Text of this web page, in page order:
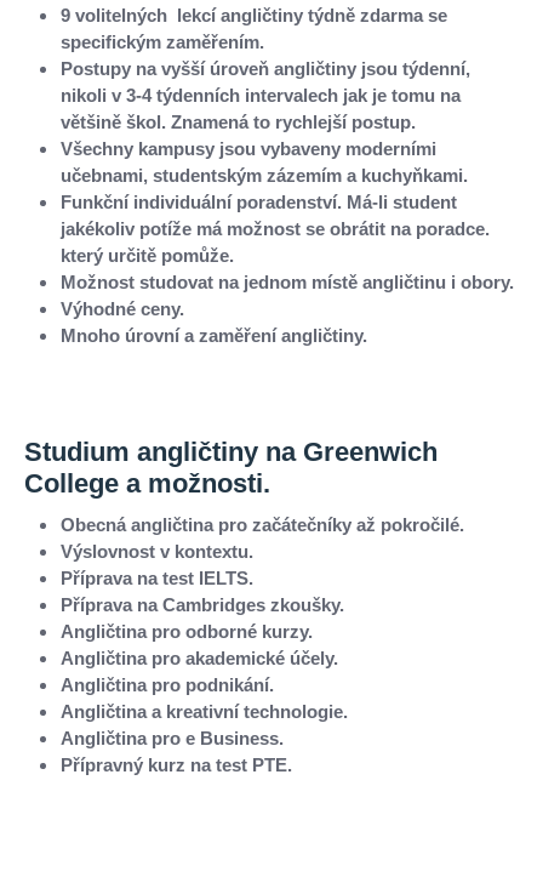
9 volitelných lekcí angličtiny týdně zdarma se
specifickým zaměřením.
Postupy na vyšší úroveň angličtiny jsou týdenní,
nikoli v 3-4 týdenních intervalech jak je tomu na
většině škol. Znamená to rychlejší postup.
Všechny kampusy jsou vybaveny moderními
učebnami, studentským zázemím a kuchyňkami.
Funkční individuální poradenství. Má-li student
jakékoliv potíže má možnost se obrátit na poradce.
který určitě pomůže.
Možnost studovat na jednom místě angličtinu i obory.
Výhodné ceny.
Mnoho úrovní a zaměření angličtiny.
Studium angličtiny na Greenwich
College a možnosti.
Obecná angličtina pro začátečníky až pokročilé.
Výslovnost v kontextu.
Příprava na test IELTS.
Příprava na Cambridges zkoušky.
Angličtina pro odborné kurzy.
Angličtina pro akademické účely.
Angličtina pro podnikání.
Angličtina a kreativní technologie.
Angličtina pro e Business.
Přípravný kurz na test PTE.